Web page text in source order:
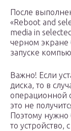
После
«Reboot and
media in
черном экране
запуске
Важно! Если
диска, то в
операционной
это не
Поэтому нужно
то устройство,